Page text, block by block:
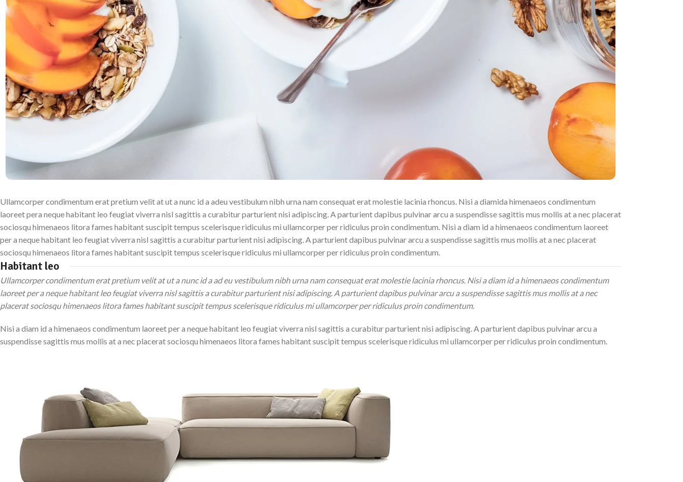
Ullamcorper condimentum erat pretium velit at ut a nunc id a adeu vestibulum nibh urna nam consequat erat molestie lacinia rhoncus. Nisi a diamida himenaeos condimentum
laoreet pera neque habitant leo feugiat viverra nisl sagittis a curabitur parturient nisi adipiscing. A parturient dapibus pulvinar arcu a suspendisse sagittis mus mollis at a nec placerat
sociosqu himenaeos litora fames habitant suscipit tempus scelerisque ridiculus mi ullamcorper per ridiculus proin condimentum. Nisi a diam id a himenaeos condimentum laoreet
per a neque habitant leo feugiat viverra nisl sagittis a curabitur parturient nisi adipiscing. A parturient dapibus pulvinar arcu a suspendisse sagittis mus mollis at a nec placerat
sociosqu himenaeos litora fames habitant suscipit tempus scelerisque ridiculus mi ullamcorper per ridiculus proin condimentum.
Habitant leo
Ullamcorper condimentum erat pretium velit at ut a nunc id a ad eu vestibulum nibh urna nam consequat erat molestie lacinia rhoncus. Nisi a diam id a himenaeos condimentum
laoreet per a neque habitant leo feugiat viverra nisl sagittis a curabitur parturient nisi adipiscing. A parturient dapibus pulvinar arcu a suspendisse sagittis mus mollis at a nec
placerat sociosqu himenaeos litora fames habitant suscipit tempus scelerisque ridiculus mi ullamcorper per ridiculus proin condimentum.
Nisi a diam id a himenaeos condimentum laoreet per a neque habitant leo feugiat viverra nisl sagittis a curabitur parturient nisi adipiscing. A parturient dapibus pulvinar arcu a
suspendisse sagittis mus mollis at a nec placerat sociosqu himenaeos litora fames habitant suscipit tempus scelerisque ridiculus mi ullamcorper per ridiculus proin condimentum.